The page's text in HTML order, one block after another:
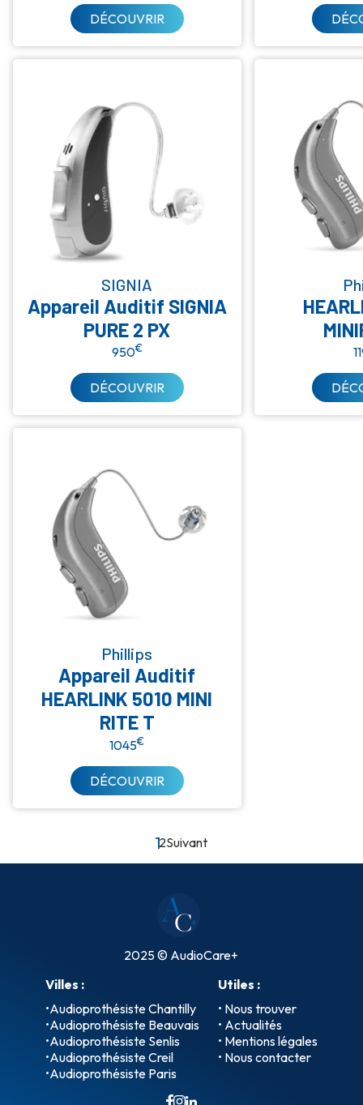
DÉCOUVRIR
SIGNIA
Appareil Auditif SIGNIA
PURE 2 PX
950€
DÉCOUVRIR
Phillips
Appareil Auditif
HEARLINK 5010 MINI
RITE T
1045€
DÉCOUVRIR
12Suivant
2025 © AudioCare+
Villes :
•Audioprothésiste Chantilly
•Audioprothésiste Beauvais
•Audioprothésiste Senlis
•Audioprothésiste Creil
•Audioprothésiste Paris
Utiles :
• Nous trouver
• Actualités
• Mentions légales
• Nous contacter